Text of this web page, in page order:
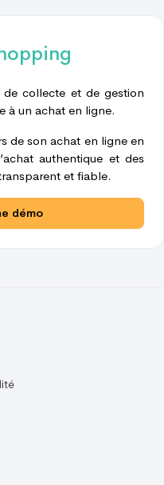
collecte et de gestion
à un achat en ligne.
de son achat en ligne en
authentique et des
et fiable.
démo